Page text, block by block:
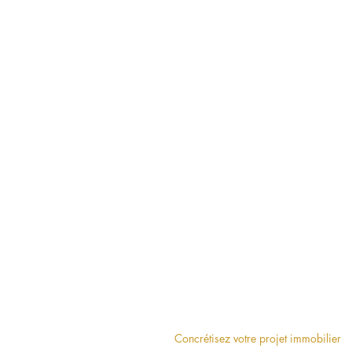
Concrétisez votre projet immobilier